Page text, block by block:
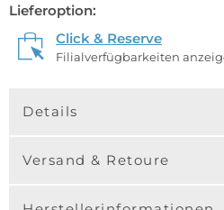
Lieferoption:
Click & Reserve
Filialverfügbarkeiten
Details
Versand & Retoure